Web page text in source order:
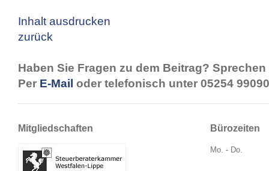
Inhalt ausdrucken
zurück
Haben Sie Fragen zu dem Beitrag?
Per E-Mail oder telefonisch unter 05254
Mitgliedschaften Bürozeiten
Mo. - Do.